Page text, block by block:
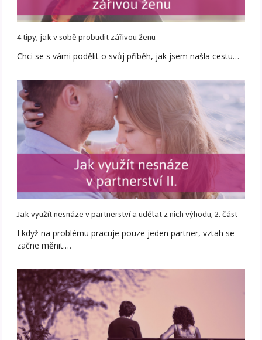
4 tipy, jak v sobě probudit zářivou ženu
Chci se s vámi podělit o svůj příběh, jak jsem našla cestu…
Jak využít nesnáze v partnerství a udělat z nich výhodu, 2. část
I když na problému pracuje pouze jeden partner, vztah se
začne měnit.…